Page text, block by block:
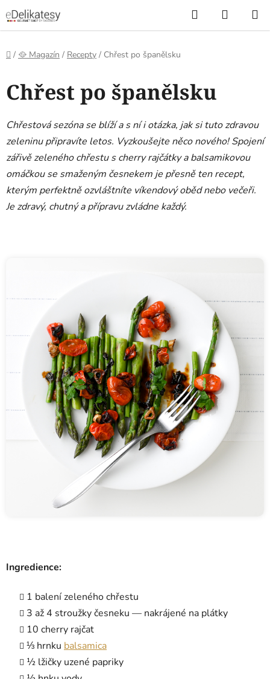
na
obsah
Hledat
KOŠÍK
Domů
/ 🥘 Magazín / Recepty / Chřest po španělsku
Chřest po španělsku
Chřestová sezóna se blíží a s ní i otázka, jak si tuto zdravou
zeleninu připravíte letos. Vyzkoušejte něco nového! Spojení
zářivě zeleného chřestu s cherry rajčátky a balsamikovou
omáčkou se smaženým česnekem je přesně ten recept,
kterým perfektně ozvláštníte víkendový oběd nebo večeři.
Je zdravý, chutný a přípravu zvládne každý.
Ingredience:
1 balení zeleného chřestu
3 až 4 stroužky česneku — nakrájené na plátky
10 cherry rajčat
⅓ hrnku balsamica
½ lžičky uzené papriky